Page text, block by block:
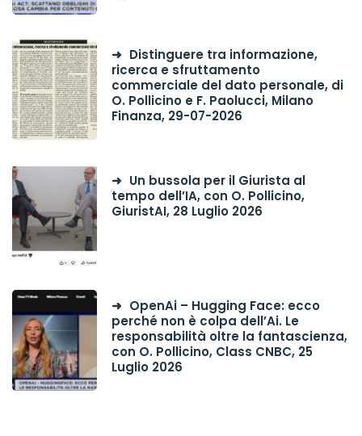
Distinguere tra informazione,
ricerca e sfruttamento
commerciale del dato personale, di
O. Pollicino e F. Paolucci, Milano
Finanza, 29-07-2026
Un bussola per il Giurista al
tempo dell’IA, con O. Pollicino,
GiuristAI, 28 Luglio 2026
OpenAi – Hugging Face: ecco
perché non è colpa dell’Ai. Le
responsabilità oltre la fantascienza,
con O. Pollicino, Class CNBC, 25
Luglio 2026